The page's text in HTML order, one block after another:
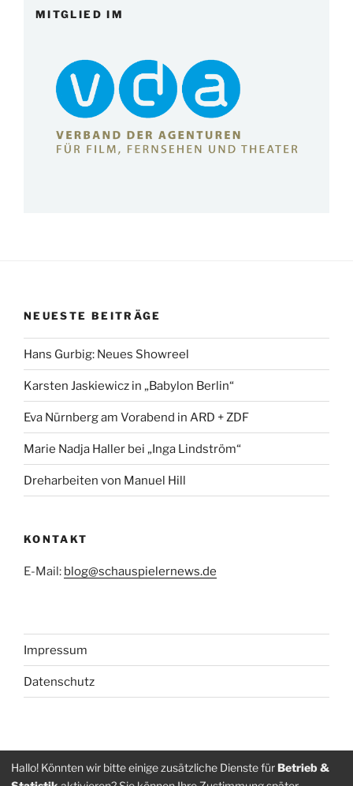
MITGLIED IM
NEUESTE BEITRÄGE
Hans Gurbig: Neues Showreel
Karsten Jaskiewicz in „Babylon Berlin“
Eva Nürnberg am Vorabend in ARD + ZDF
Marie Nadja Haller bei „Inga Lindström“
Dreharbeiten von Manuel Hill
KONTAKT
E-Mail: blog@schauspielernews.de
Impressum
Datenschutz
Folge
Folge
Hallo! Könnten wir bitte einige zusätzliche Dienste fürBetrieb &